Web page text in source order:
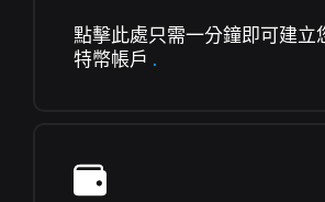
點擊此處只需一分鐘即可建立
特幣帳戶 .